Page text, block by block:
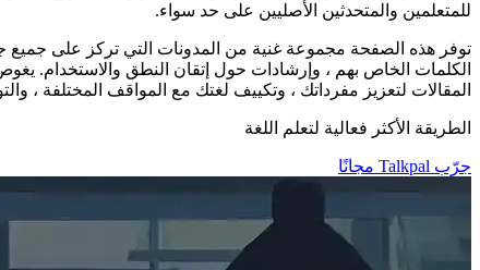
للمتعلمين والمتحدثين الأصليين على حد سواء.
توفر هذه الصفحة مجموعة غنية من المدونات التي تركز على جميع
الكلمات الخاص بهم ، وإرشادات حول إتقان النطق والاستخدام.
المقالات لتعزيز مفرداتك ، وتكييف لغتك مع المواقف المختلفة ،
الطريقة الأكثر فعالية لتعلم اللغة
جرّب Talkpal مجانًا